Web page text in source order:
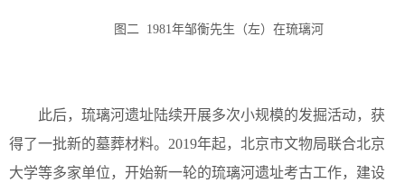
图二 1981年邹衡先生（左）在琉璃河
此后，琉璃河遗址陆续开展多次小规模的发掘活动，获
得了一批新的墓葬材料。2019年起，北京市文物局联合北京
大学等多家单位，开始新一轮的琉璃河遗址考古工作，建设